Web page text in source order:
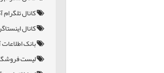
کانال
کانال
بانک
لیست